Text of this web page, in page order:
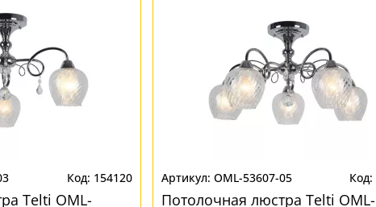
154120
Telti OML-
OML-53607-05
Потолочная люстра Telti OML-